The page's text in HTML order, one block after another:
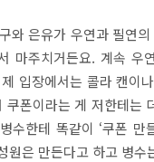
와 은유가 우연과 필연의
마주치거든요. 계속 우
제 입장에서는 콜라 캔이나
쿠폰이라는 게 저한테는
병수한테 똑같이 ‘쿠폰 만
원은 만든다고 하고 병수